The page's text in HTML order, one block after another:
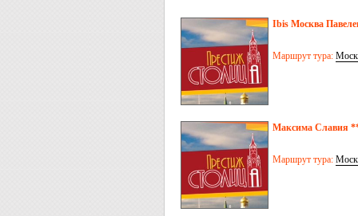
Ibis Москва
Маршрут тура:
Максима Славия
Маршрут тура: